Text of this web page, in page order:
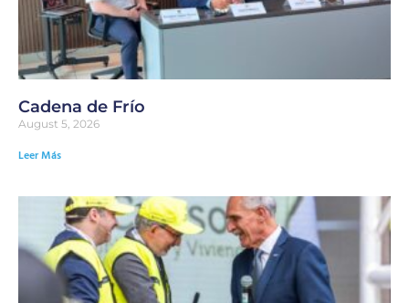
Cadena de Frío
August 5, 2026
Leer Más